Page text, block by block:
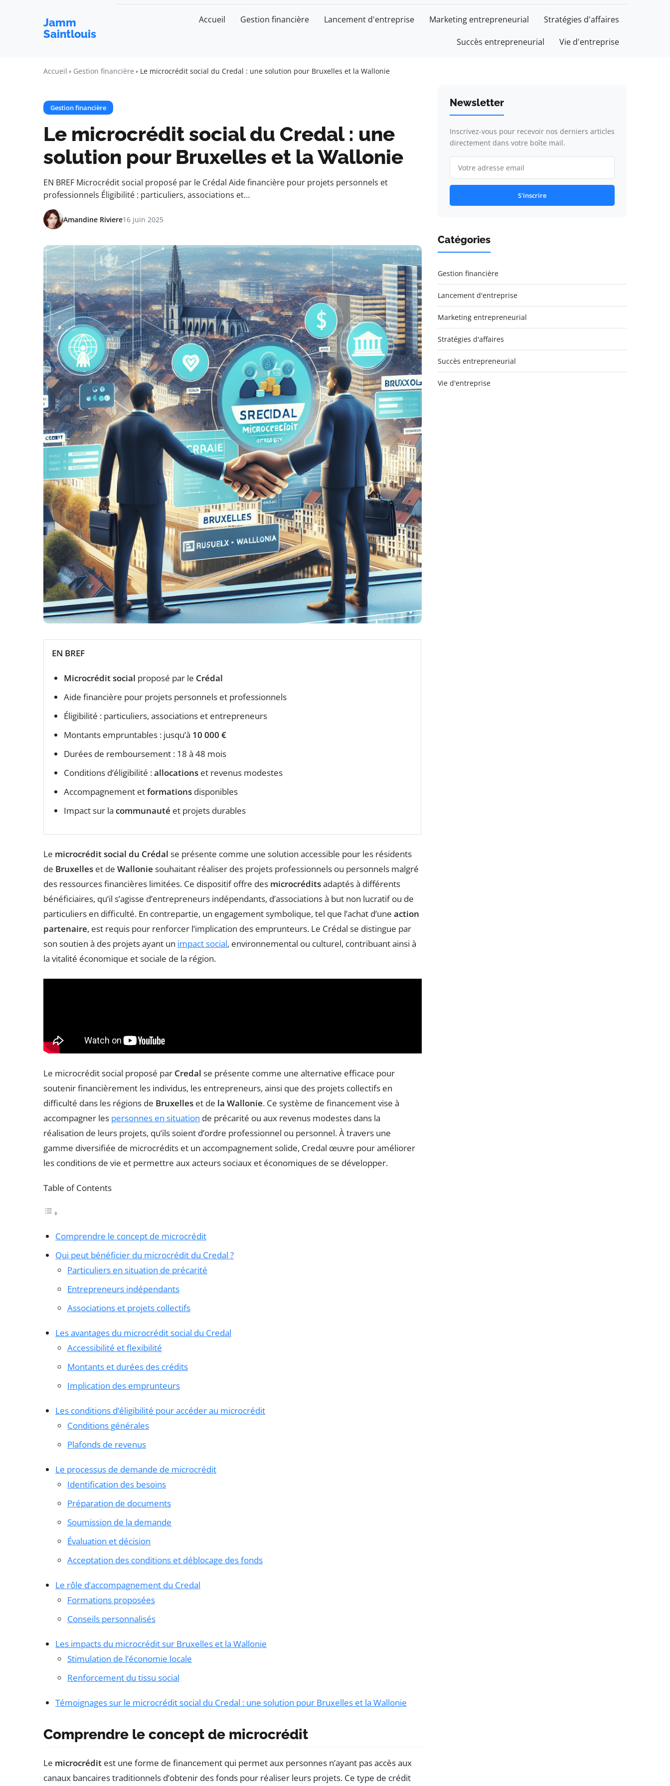
Jamm
Saintlouis
Accueil Gestion financière Lancement d'entreprise Marketing entrepreneurial Stratégies d'affaires
Succès entrepreneurial Vie d'entreprise
Accueil Gestion financière Le microcrédit social du Credal : une solution pour Bruxelles et la Wallonie
Gestion financière
Le microcrédit social du Credal : une
solution pour Bruxelles et la Wallonie
EN BREF Microcrédit social proposé par le Crédal Aide financière pour projets personnels et
professionnels Éligibilité : particuliers, associations et…
Amandine Riviere16 juin 2025
EN BREF
Microcrédit social proposé par le Crédal
Aide financière pour projets personnels et professionnels
Éligibilité : particuliers, associations et entrepreneurs
Montants empruntables : jusqu’à 10 000 €
Durées de remboursement : 18 à 48 mois
Conditions d’éligibilité :allocations et revenus modestes
Accompagnement etformations disponibles
Impact sur la communauté et projets durables
Le microcrédit social du Crédal se présente comme une solution accessible pour les résidents
de Bruxelles et de Wallonie souhaitant réaliser des projets professionnels ou personnels malgré
des ressources financières limitées. Ce dispositif offre des microcréditsadaptés à différents
bénéficiaires, qu’il s’agisse d’entrepreneurs indépendants, d’associations à but non lucratif ou de
particuliers en difficulté. En contrepartie, un engagement symbolique, tel que l’achat d’une action
partenaire, est requis pour renforcer l’implication des emprunteurs. Le Crédal se distingue par
son soutien à des projets ayant un impact social, environnemental ou culturel, contribuant ainsi à
la vitalité économique et sociale de la région.
Le microcrédit social proposé par Credal se présente comme une alternative efficace pour
soutenir financièrement les individus, les entrepreneurs, ainsi que des projets collectifs en
difficulté dans les régions de Bruxelles et de la Wallonie. Ce système de financement vise à
accompagner les personnes en situation de précarité ou aux revenus modestes dans la
réalisation de leurs projets, qu’ils soient d’ordre professionnel ou personnel. À travers une
gamme diversifiée de microcrédits et un accompagnement solide, Credal œuvre pour améliorer
les conditions de vie et permettre aux acteurs sociaux et économiques de se développer.
Table of Contents
Comprendre le concept de microcrédit
Qui peut bénéficier du microcrédit du Credal ?
Particuliers en situation de précarité
Entrepreneurs indépendants
Associations et projets collectifs
Les avantages du microcrédit social du Credal
Accessibilité et flexibilité
Montants et durées des crédits
Implication des emprunteurs
Les conditions d’éligibilité pour accéder au microcrédit
Conditions générales
Plafonds de revenus
Le processus de demande de microcrédit
Identification des besoins
Préparation de documents
Soumission de la demande
Évaluation et décision
Acceptation des conditions et déblocage des fonds
Le rôle d’accompagnement du Credal
Formations proposées
Conseils personnalisés
Les impacts du microcrédit sur Bruxelles et la Wallonie
Stimulation de l’économie locale
Renforcement du tissu social
Témoignages sur le microcrédit social du Credal : une solution pour Bruxelles et la Wallonie
Comprendre le concept de microcrédit
Le microcrédit est une forme de financement qui permet aux personnes n’ayant pas accès aux
canaux bancaires traditionnels d’obtenir des fonds pour réaliser leurs projets. Ce type de crédit
Newsletter
Inscrivez-vous pour recevoir nos derniers articles
directement dans votre boîte mail.
S'inscrire
Catégories
Gestion financière
Lancement d'entreprise
Marketing entrepreneurial
Stratégies d'affaires
Succès entrepreneurial
Vie d'entreprise